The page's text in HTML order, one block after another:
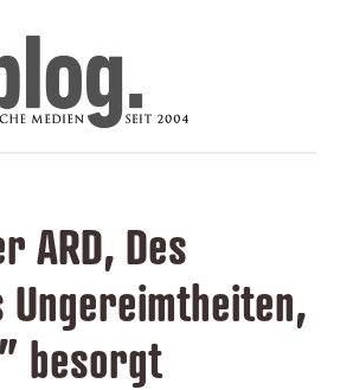
ARD, Des
Ungereimtheiten,
besorgt